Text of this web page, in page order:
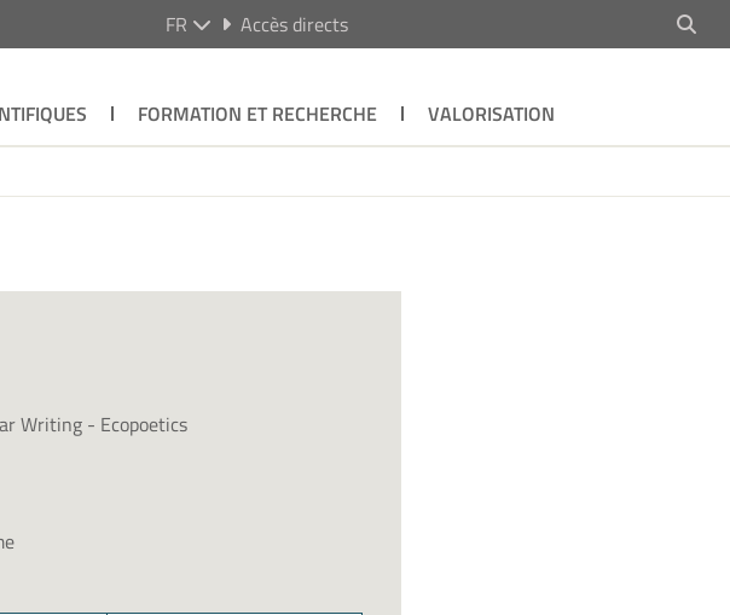
FR Accès directs
FORMATION ET RECHERCHE
VALORISATION
Writing - Ecopoetics